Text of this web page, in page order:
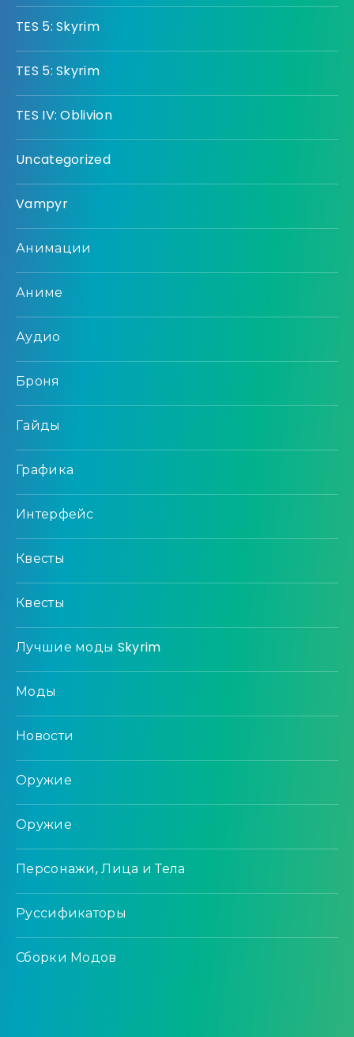
TES 5: Skyrim
TES 5: Skyrim
TES IV: Oblivion
Uncategorized
Vampyr
Анимации
Аниме
Аудио
Броня
Гайды
Графика
Интерфейс
Квесты
Квесты
Лучшие моды Skyrim
Моды
Новости
Оружие
Оружие
Персонажи, Лица и Тела
Руссификаторы
Сборки Модов